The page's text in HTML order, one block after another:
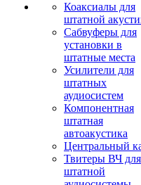
Коаксиалы для
штатной
Сабвуферы для
установки в
штатные места
Усилители для
штатных
аудиосистем
Компонентная
штатная
автоакустика
Центральный
Твитеры ВЧ для
штатной